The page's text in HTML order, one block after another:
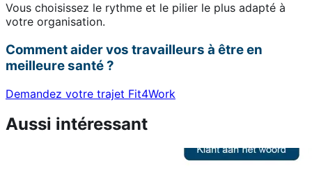
Vous choisissez le rythme et le pilier le plus adapté à
votre organisation.
Comment aider vos travailleurs à être en
meilleure santé ?
Demandez votre trajet Fit4Work
Aussi intéressant